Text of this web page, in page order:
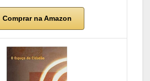
Comprar na Amazon